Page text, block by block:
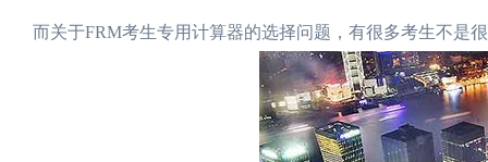
而关于FRM考生专用计算器的选择问题，有很多考生不是